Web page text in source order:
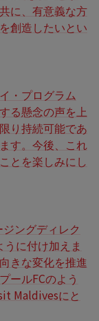
に、有意義な方
創造したいとい
・プログラム
る懸念の声を上
り持続可能であ
す。今後、これ
とを楽しみにし
ングディレク
に付け加えま
きな変化を推進
ールFCのよう
Maldivesにと